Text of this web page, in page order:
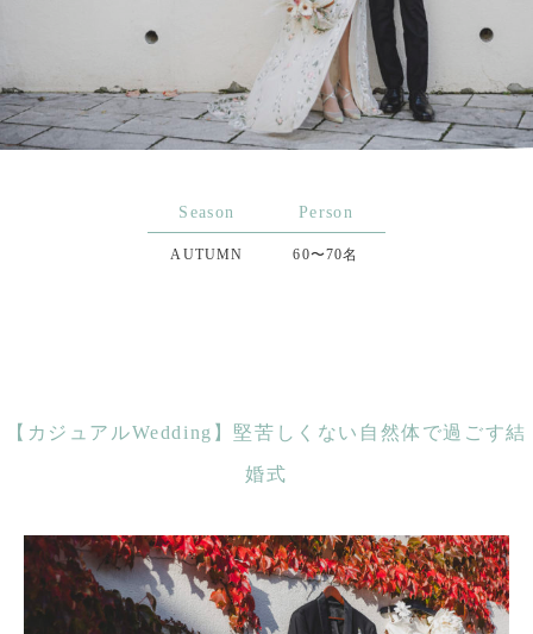
Season
AUTUMN
Person
60〜70名
【カジュアルWedding】堅苦しくない自然体で過ごす結
婚式